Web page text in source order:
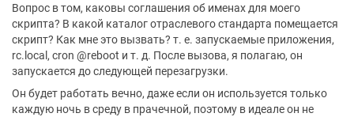
Вопрос в том, каковы соглашения об именах для моего
скрипта? В какой каталог отраслевого стандарта помещается
скрипт? Как мне это вызвать? т. е. запускаемые приложения,
rc.local, cron @reboot и т. д. После вызова, я полагаю, он
запускается до следующей перезагрузки.
Он будет работать вечно, даже если он используется только
каждую ночь в среду в прачечной, поэтому в идеале он не